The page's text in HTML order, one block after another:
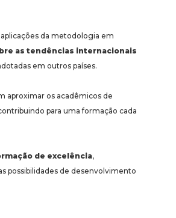
da metodologia em
as tendências internacionais
em outros países.
aproximar os acadêmicos de
para uma formação cada
de excelência,
possibilidades de desenvolvimento